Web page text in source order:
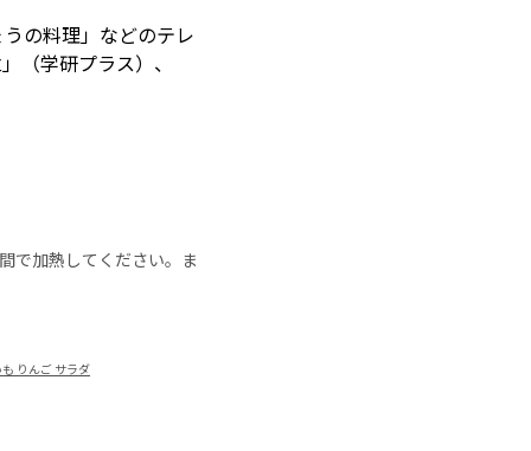
の料理」などのテレ
（学研プラス）、
で加熱してください。ま
りんご サラダ